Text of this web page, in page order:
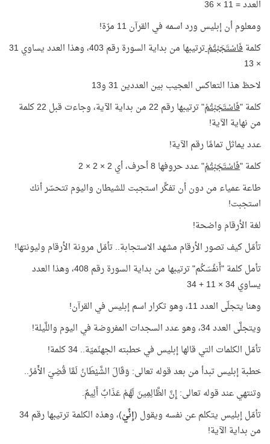
العدد = 11 × 36
ومعلوم أن إبليس ورد اسمه في القرآن 11 مرّة!
كلمةفَاسْتَجَبْتُمْ
ترتيبها من بداية السورة رقم 403، وهذا العدد يساوي 31
× 13
لاحظ هذا التعاكس العجيب بين العددين 31 و13
كلمة "فَاسْتَجَبْتُمْ
" ترتيبها رقم 22 من بداية الآية، وجاءت قبل 22 كلمة
من نهاية الآية!
عدد يماثل تمامًا رقم الآية!
كلمة "فَاسْتَجَبْتُمْ" عدد حروفها 8 أحرف، أي 2 × 2 × 2
طاعة عمياء من دون أن تفكِّر استجبت للشيطان واليوم تتحسّر أنك
استجبت!
لغة الأرقام واضحة!
تأمّل كيف تصور الأرقام مشهد الاستجابة.. تأمّل مرونة الأرقام وليونتها!
تأمل كلمة "أَنفُسَكُم" ترتيبها من بداية السورة رقم 408، وهذا العدد
يساوي 34 × 11 + 34
وهنا يتجلّى العدد 11، وهو تكرار اسم إبليس في القرآن!
ويتجلَّى العدد 34، وهو عدد السجدات المفروضة في اليوم واللَّيلة!
تأمّل الكلمات التي قالها إبليس في خطبته الجهنّميّة.. 34 كلمة!
خطبة إبليس تبدأ من بعد قوله تعالى: وَقَالَ الشَّيْطَانُ لَمَّا قُضِيَ الأَمْرُ..
وتنتهي عند قوله تعالى: إِنَّ الظَّالِمِينَ لَهُمْ عَذَابٌ أَلِيمٌ.
تأمّل إبليس يتكلم عن نفسه ويقول (إِنِّيْ
)، وهذه الكلمة ترتيبها رقم 34
من بداية الآية!